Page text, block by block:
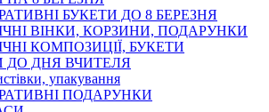
БУКЕТИ ДО 8 БЕРЕЗНЯ
ВІНКИ, КОРЗИНИ, ПОДАРУНКИ
КОМПОЗИЦІЇ, БУКЕТИ
ДО ДНЯ ВЧИТЕЛЯ
упакування
ПОДАРУНКИ